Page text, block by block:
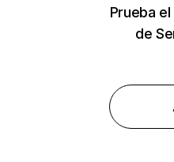
Prueba
de